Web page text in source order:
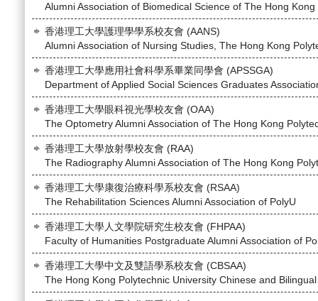
Alumni Association of Biomedical Science of The Hong
香港理工大學護理學學系校友會 (AANS)
Alumni Association of Nursing Studies, The Hong Kong
香港理工大學應用社會科學系畢業同學會 (APSSGA)
Department of Applied Social Sciences Graduates
香港理工大學眼科視光學校友會 (OAA)
The Optometry Alumni Association of The Hong Kong
香港理工大學放射學校友會 (RAA)
The Radiography Alumni Association of The Hong Kong
香港理工大學康復治療科學系校友會 (RSAA)
The Rehabilitation Sciences Alumni Association of PolyU
香港理工大學人文學院研究生校友會 (FHPAA)
Faculty of Humanities Postgraduate Alumni Association of
香港理工大學中文及雙語學系校友會 (CBSAA)
The Hong Kong Polytechnic University Chinese and